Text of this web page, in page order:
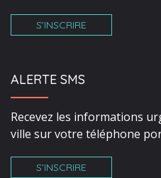
S’INSCRIRE
ALERTE SMS
Recevez les informations
ville sur votre téléphone
S’INSCRIRE